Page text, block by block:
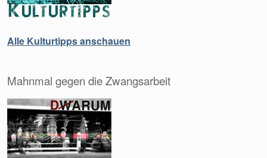
Alle Kulturtipps anschauen
Mahnmal gegen die Zwangsarbeit